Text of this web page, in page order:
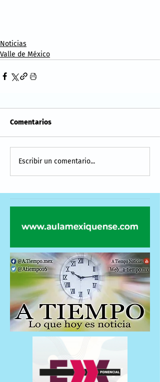
Noticias
Valle de México
Comentarios
Escribir un comentario...